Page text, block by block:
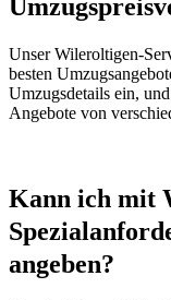
Unser Wileroltigen-
besten
Umzugsdetails ein,
Angebote von
Kann ich mit
angeben?